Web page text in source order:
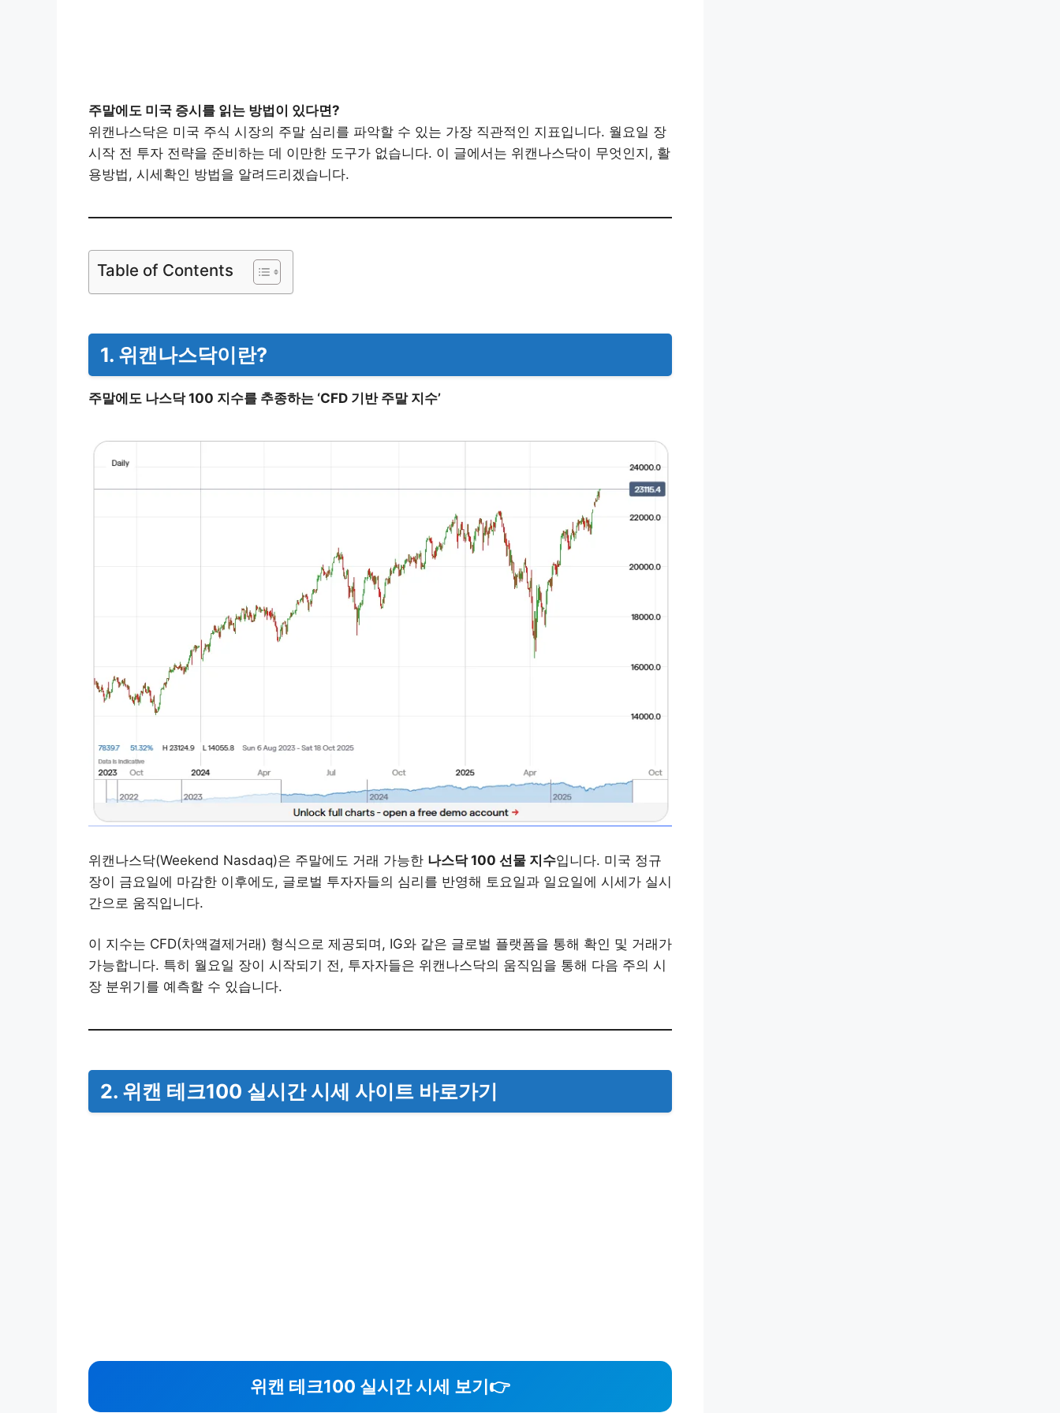
주말에도 미국 증시를 읽는 방법이 있다면?
위캔나스닥은 미국 주식 시장의 주말 심리를 파악할 수 있는 가장 직관적인 지표입니다. 월요일 장
시작 전 투자 전략을 준비하는 데 이만한 도구가 없습니다. 이 글에서는 위캔나스닥이 무엇인지, 활
용방법, 시세확인 방법을 알려드리겠습니다.
Table of Contents
1. 위캔나스닥이란?
주말에도 나스닥 100 지수를 추종하는 ‘CFD 기반 주말 지수’
위캔나스닥(Weekend Nasdaq)은 주말에도 거래 가능한 나스닥 100 선물 지수입니다. 미국 정규
장이 금요일에 마감한 이후에도, 글로벌 투자자들의 심리를 반영해 토요일과 일요일에 시세가 실시
간으로 움직입니다.
이 지수는 CFD(차액결제거래) 형식으로 제공되며, IG와 같은 글로벌 플랫폼을 통해 확인 및 거래가
가능합니다. 특히 월요일 장이 시작되기 전, 투자자들은 위캔나스닥의 움직임을 통해 다음 주의 시
장 분위기를 예측할 수 있습니다.
2. 위캔 테크100 실시간 시세 사이트 바로가기
위캔 테크100 실시간 시세 보기👉